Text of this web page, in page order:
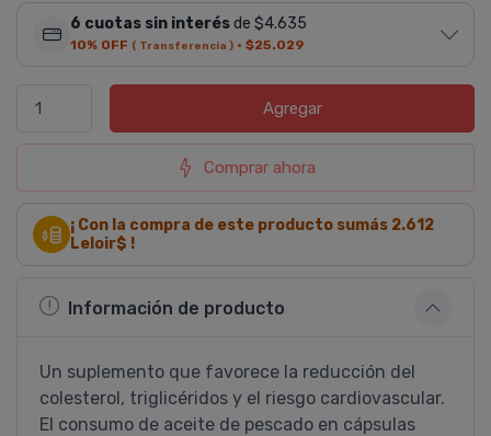
6 cuotas sin interésde $4.635
10% OFF ( Transferencia ) · $25.029
Agregar
Comprar ahora
¡ Con la compra de este producto sumás 2.612
Leloir$ !
Información de producto
Un suplemento que favorece la reducción del
colesterol, triglicéridos y el riesgo cardiovascular.
El consumo de aceite de pescado en cápsulas